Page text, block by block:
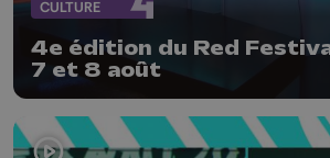
CULTURE
4e édition du Red
7 et 8 août